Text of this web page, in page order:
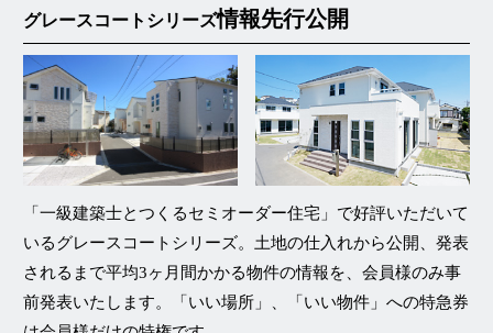
グレースコートシリーズ情報先行公開
「一級建築士とつくるセミオーダー住宅」 で好評いただいて
いるグレースコートシリーズ。土地の仕入れから公開、発表
されるまで平均3ヶ月間かかる物件の情報を、 会員様のみ事
前発表いたします。「いい場所」、「いい物件」への特急券